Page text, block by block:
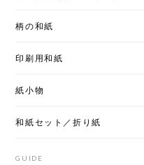
柄の和紙
印刷用和紙
紙小物
和紙セット／折り紙
GUIDE